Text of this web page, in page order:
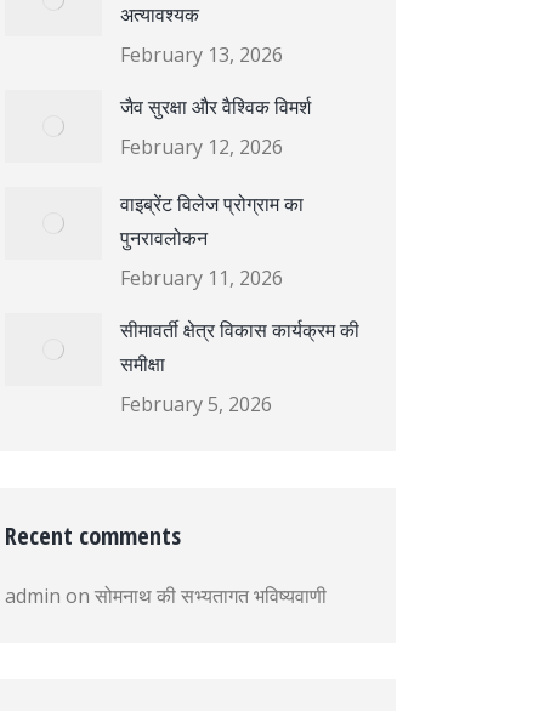
अत्यावश्यक
February 13, 2026
जैव सुरक्षा और वैश्विक विमर्श
February 12, 2026
वाइब्रेंट विलेज प्रोग्राम का
पुनरावलोकन
February 11, 2026
सीमावर्ती क्षेत्र विकास कार्यक्रम की
समीक्षा
February 5, 2026
Recent comments
admin on सोमनाथ की सभ्यतागत भविष्यवाणी